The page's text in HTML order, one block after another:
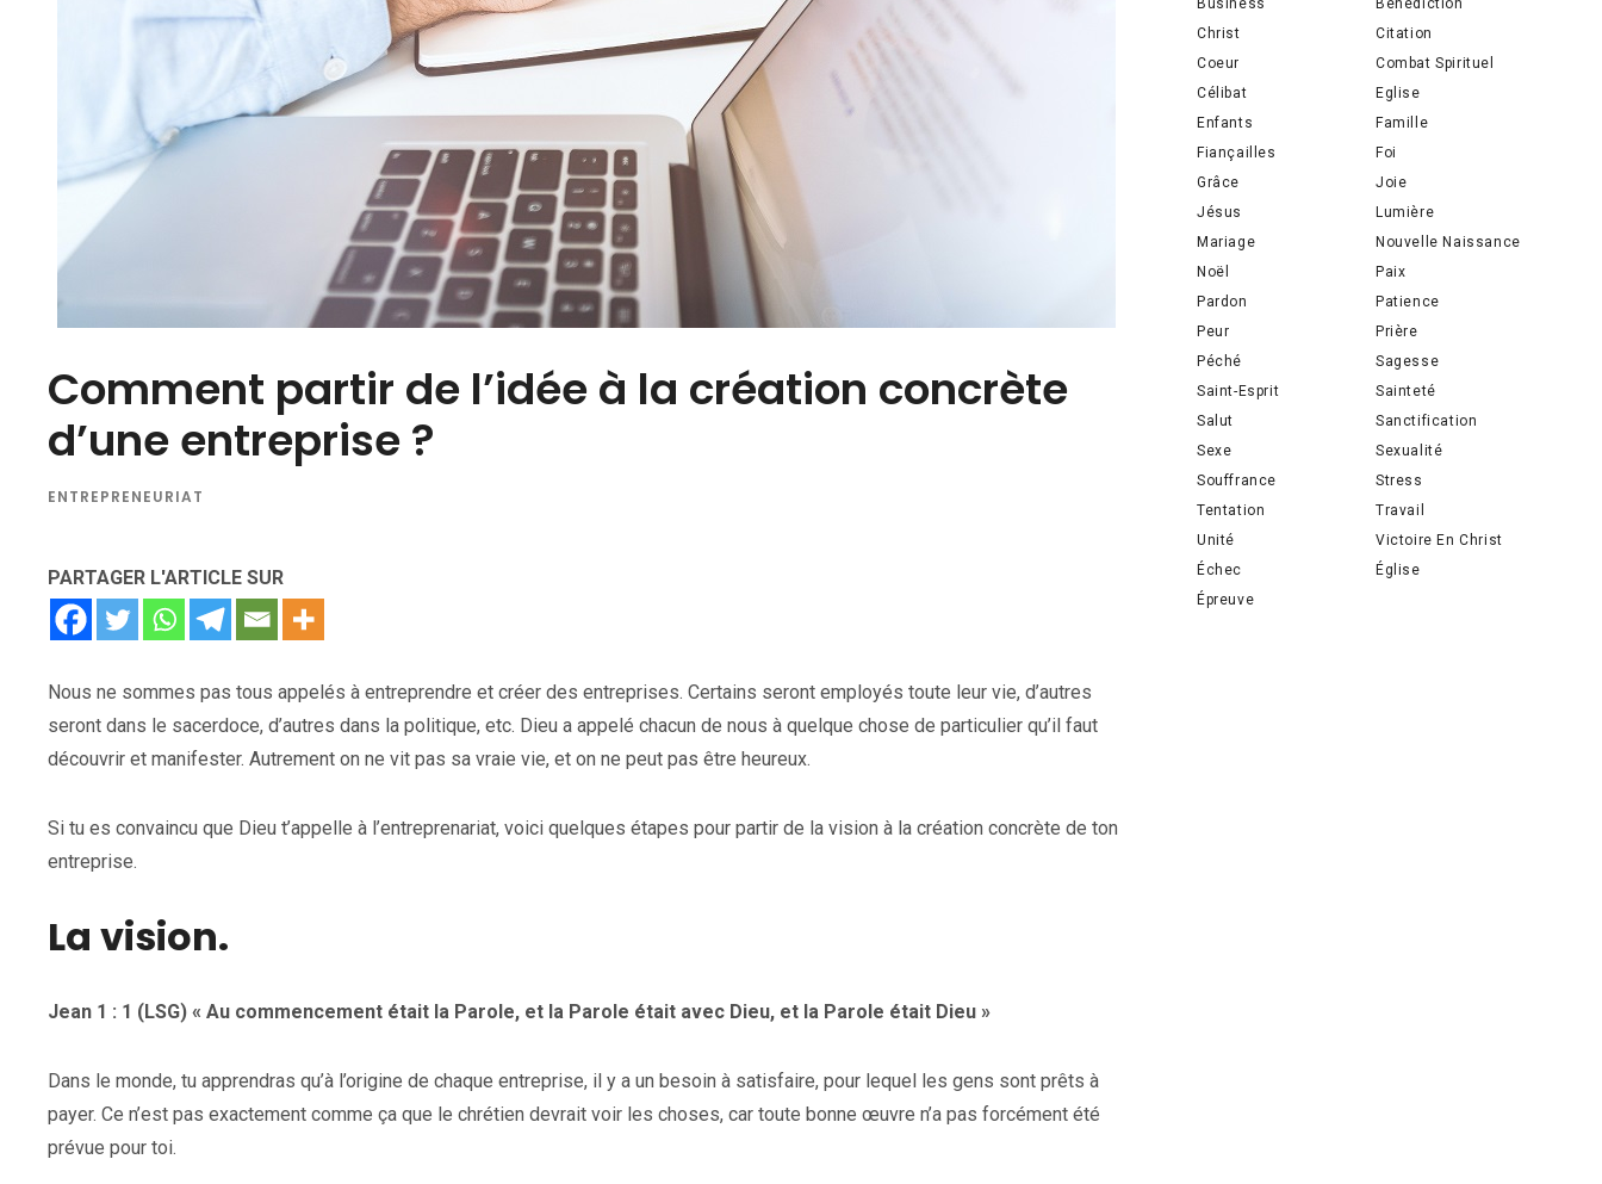
Comment partir de l’idée à la création concrète
d’une entreprise ?
ENTREPRENEURIAT
PARTAGER L'ARTICLE SUR
Nous ne sommes pas tous appelés à entreprendre et créer des entreprises. Certains seront employés toute leur vie, d’autres
seront dans le sacerdoce, d’autres dans la politique, etc. Dieu a appelé chacun de nous à quelque chose de particulier qu’il faut
découvrir et manifester. Autrement on ne vit pas sa vraie vie, et on ne peut pas être heureux.
Si tu es convaincu que Dieu t’appelle à l’entreprenariat, voici quelques étapes pour partir de la vision à la création concrète de ton
entreprise.
La vision.
Jean 1 : 1 (LSG) « Au commencement était la Parole, et la Parole était avec Dieu, et la Parole était Dieu »
Dans le monde, tu apprendras qu’à l’origine de chaque entreprise, il y a un besoin à satisfaire, pour lequel les gens sont prêts à
payer. Ce n’est pas exactement comme ça que le chrétien devrait voir les choses, car toute bonne œuvre n’a pas forcément été
prévue pour toi.
Business
Bénédiction
Christ
Citation
Coeur
Combat Spirituel
Célibat
Eglise
Enfants
Famille
Fiançailles
Foi
Grâce
Joie
Jésus
Lumière
Mariage
Nouvelle Naissance
Noël
Paix
Pardon
Patience
Peur
Prière
Péché
Sagesse
Saint-Esprit
Sainteté
Salut
Sanctification
Sexe
Sexualité
Souffrance
Stress
Tentation
Travail
Unité
Victoire En Christ
Échec
Église
Épreuve